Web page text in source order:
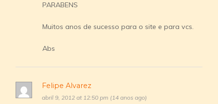
PARABENS
Muitos anos de sucesso para o site e para vcs.
Abs
Felipe Alvarez
abril 9, 2012 at 12:50 pm (14 anos ago)